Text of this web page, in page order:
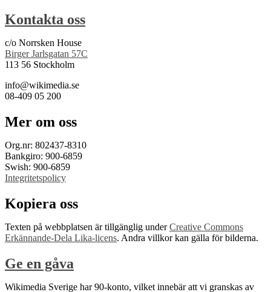
Kontakta oss
c/o Norrsken House
Birger Jarlsgatan 57C
113 56 Stockholm
info@wikimedia.se
08-409 05 200
Mer om oss
Org.nr: 802437-8310
Bankgiro: 900-6859
Swish: 900-6859
Integritetspolicy
Kopiera oss
Texten på webbplatsen är tillgänglig underCreative Commons
Erkännande-Dela Lika-licens. Andra villkor kan gälla för bilderna.
Ge en gåva
Wikimedia Sverige har 90-konto, vilket innebär att vi granskas av